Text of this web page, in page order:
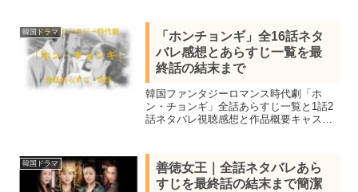
で紹介。ベストセラー小説をドラマ化し
視聴再生数ランキング1位を獲得
韓国ドラマ
「ホンチョンギ」全16話ネタ
バレ感想とあらすじ一覧を最
終話の結末まで
韓国ファンタジーロマンス時代劇「ホ
ン・チョンギ」全話あらすじ一覧と1話2
話ネタバレ視聴感想と作品概要キャスト
運命を描いた作品は2021年SBS演技大賞
で4冠を受賞した
韓国ドラマ
善徳女王｜全話ネタバレあら
すじを最終話の結末まで簡潔